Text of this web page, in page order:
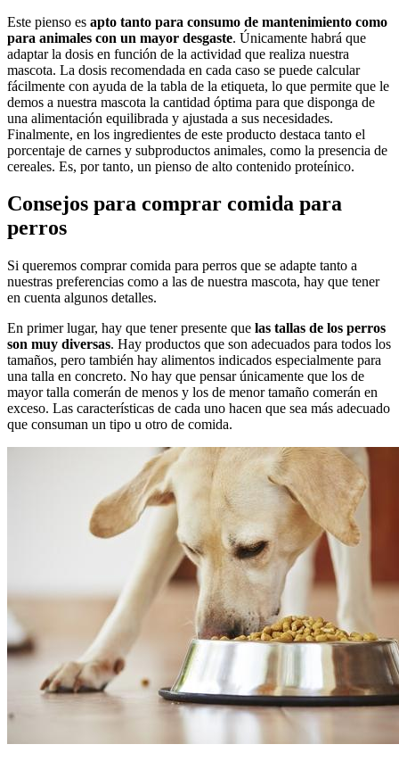
Este pienso es apto tanto para consumo de mantenimiento como
para animales con un mayor desgaste. Únicamente habrá que
adaptar la dosis en función de la actividad que realiza nuestra
mascota. La dosis recomendada en cada caso se puede calcular
fácilmente con ayuda de la tabla de la etiqueta, lo que permite que le
demos a nuestra mascota la cantidad óptima para que disponga de
una alimentación equilibrada y ajustada a sus necesidades.
Finalmente, en los ingredientes de este producto destaca tanto el
porcentaje de carnes y subproductos animales, como la presencia de
cereales. Es, por tanto, un pienso de alto contenido proteínico.
Consejos para comprar comida para
perros
Si queremos comprar comida para perros que se adapte tanto a
nuestras preferencias como a las de nuestra mascota, hay que tener
en cuenta algunos detalles.
En primer lugar, hay que tener presente que las tallas de los perros
son muy diversas. Hay productos que son adecuados para todos los
tamaños, pero también hay alimentos indicados especialmente para
una talla en concreto. No hay que pensar únicamente que los de
mayor talla comerán de menos y los de menor tamaño comerán en
exceso. Las características de cada uno hacen que sea más adecuado
que consuman un tipo u otro de comida.